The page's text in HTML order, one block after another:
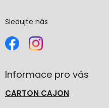
Sledujte nás
Informace pro vás
CARTON CAJON